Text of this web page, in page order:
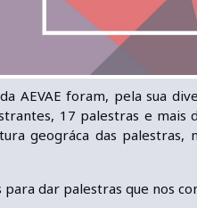
AEVAE foram, pela sua
17 palestras e mais
geográfica das palestras,
dar palestras que nos